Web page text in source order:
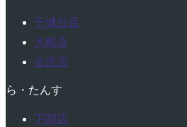
千城台店
大船店
金沢店
ら・たんす
下関店